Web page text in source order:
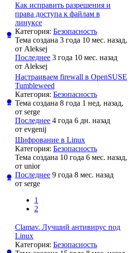
Как исправить разрешения и
права доступа к файлам в
линуксе
Категория: Безопасность
Тема создана 3 года 10 мес. назад,
от Aleksej
Последнее 3 года 10 мес. назад
от Aleksej
Настраиваем firewall в OpenSUSE
Tumbleweed
Категория: Безопасность
Тема создана 8 года 1 нед. назад,
от serge
Последнее 4 года 6 дн. назад
от evgenij
Шифрование в Linux
Категория: Безопасность
Тема создана 10 года 6 мес. назад,
от unior
Последнее 9 года 8 мес. назад
от serge
1
2
Clamav. Лучший антивирус под
Linux
Категория: Безопасность